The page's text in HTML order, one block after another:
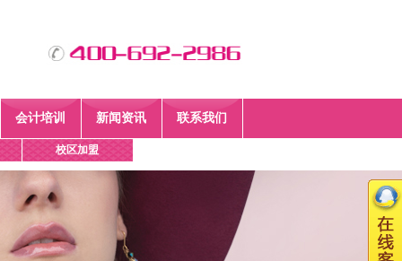
会计培训 新闻资讯 联系我们
校区加盟